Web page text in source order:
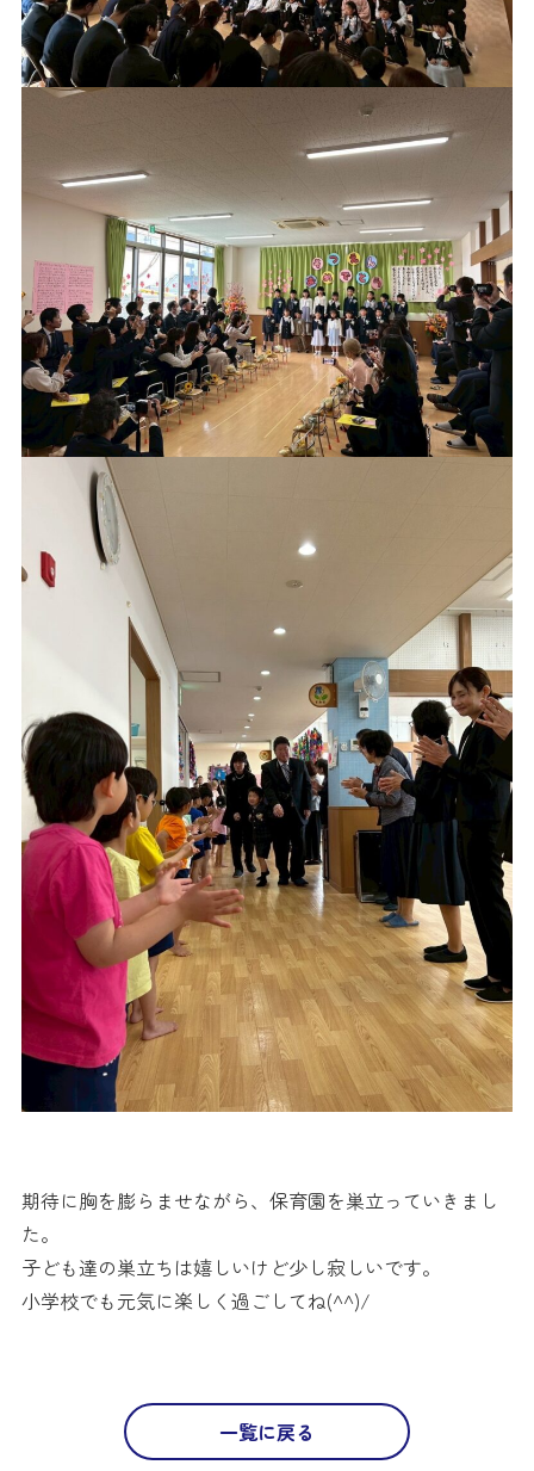
期待に胸を膨らませながら、保育園を巣立っていきまし
た。
子ども達の巣立ちは嬉しいけど少し寂しいです。
小学校でも元気に楽しく過ごしてね(^^)/
一覧に戻る